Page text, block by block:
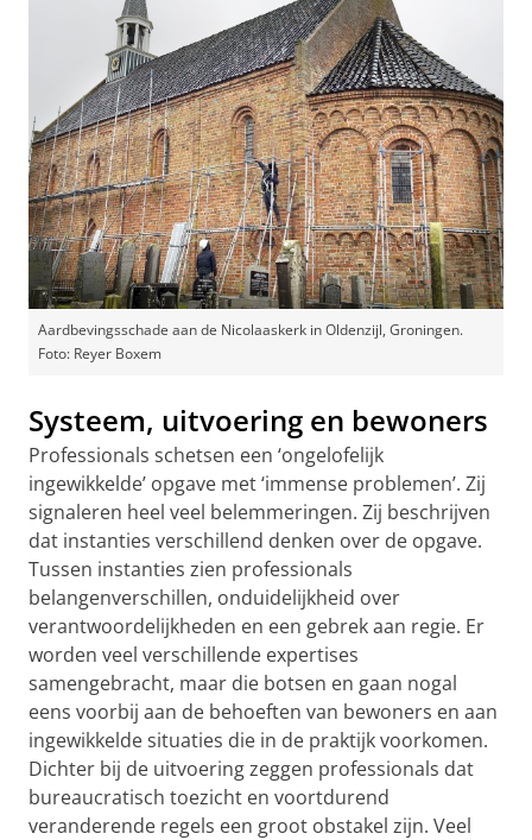
Aardbevingsschade aan de Nicolaaskerk in Oldenzijl, Groningen.
Foto: Reyer Boxem
Systeem, uitvoering en bewoners
Professionals schetsen een ‘ongelofelijk
ingewikkelde’ opgave met ‘immense problemen’. Zij
signaleren heel veel belemmeringen. Zij beschrijven
dat instanties verschillend denken over de opgave.
Tussen instanties zien professionals
belangenverschillen, onduidelijkheid over
verantwoordelijkheden en een gebrek aan regie. Er
worden veel verschillende expertises
samengebracht, maar die botsen en gaan nogal
eens voorbij aan de behoeften van bewoners en aan
ingewikkelde situaties die in de praktijk voorkomen.
Dichter bij de uitvoering zeggen professionals dat
bureaucratisch toezicht en voortdurend
veranderende regels een groot obstakel zijn. Veel